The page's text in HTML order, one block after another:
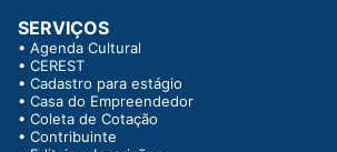
SERVIÇOS
• Agenda Cultural
• CEREST
• Cadastro para estágio
• Casa do Empreendedor
• Coleta de Cotação
• Contribuinte